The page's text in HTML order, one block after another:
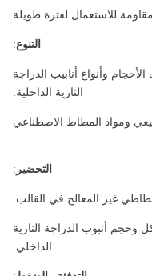
مقاومة للاستعمال لفترة طويلة
التنوع:
وأنواع أنابيب الدراجة
النارية الداخلية.
ومواد المطاط الاصطناعي
التحضير :
غير المعالج في القالب.
وحجم أنبوب الدراجة النارية
الداخلي.